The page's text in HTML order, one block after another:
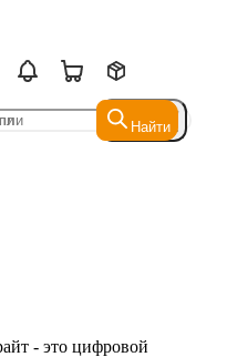
Найти
Найти
- это цифровой